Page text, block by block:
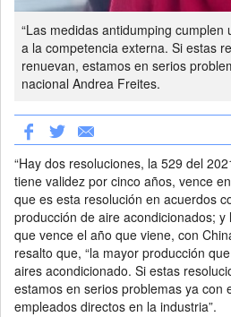
“Las medidas antidumping
a la competencia externa. Si estas
renuevan, estamos en serios
nacional Andrea Freites.
“Hay dos resoluciones, la 529 del
tiene validez por cinco años, vence
que es esta resolución en acuerdos
producción de aire acondicionados;
que vence el año que viene, con
resalto que, “la mayor producción
aires acondicionado. Si estas
estamos en serios problemas ya con
empleados directos en la industria”.